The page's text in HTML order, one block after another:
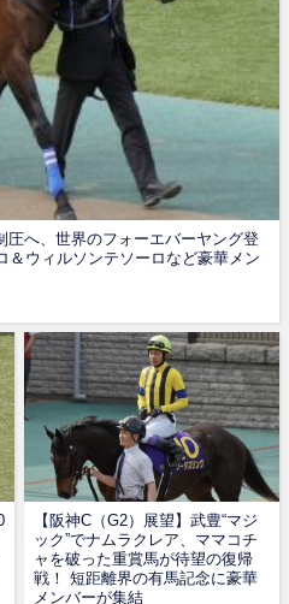
圧へ、世界のフォーエバーヤング登
＆ウィルソンテソーロなど豪華メン
【阪神C（G2）展望】武豊“マジ
ック”でナムラクレア、ママコチ
ャを破った重賞馬が待望の復帰
戦！ 短距離界の有馬記念に豪華
メンバーが集結